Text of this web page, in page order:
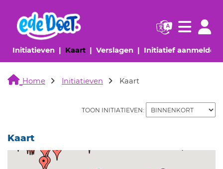
Initiatieven (huidige pagina)
Kaart(huidige pagina)
Verslagen (huidige pagina)
Initiatief aanmelden
Navigatie
Home Initiatieven Kaart
TOON INITIATIEVEN:
Kaart